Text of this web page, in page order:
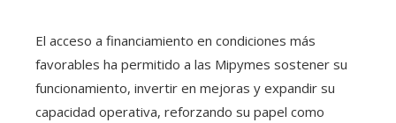
El acceso a financiamiento en condiciones más
favorables ha permitido a las Mipymes sostener su
funcionamiento, invertir en mejoras y expandir su
capacidad operativa, reforzando su papel como